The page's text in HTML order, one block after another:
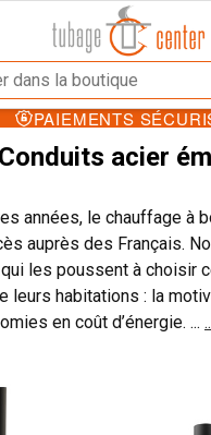
PAIEMENTS
Conduits acier
années, le chauffage à
auprès des Français.
les poussent à choisir
leurs habitations : la
en coût d’énergie. ...